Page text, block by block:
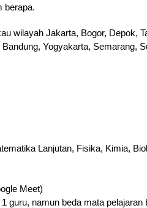
berapa.
wilayah Jakarta, Bogor, Depok,
Yogyakarta, Semarang,
Lanjutan, Fisika, Kimia,
Meet)
guru, namun beda mata pelajaran